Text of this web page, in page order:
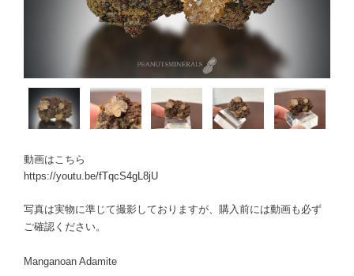
動画はこちら
https://youtu.be/fTqcS4gL8jU
写真は実物に準じて撮影しておりますが、購入前には動画も必ず
ご確認ください。
Manganoan Adamite